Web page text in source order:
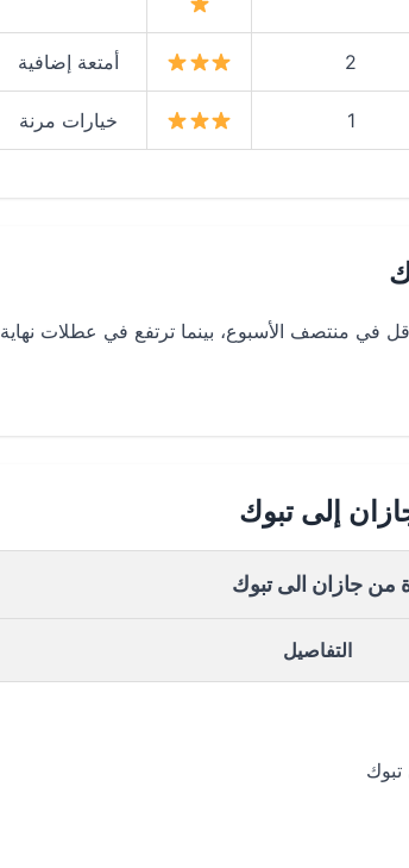
2 أمتعة إضافية
1 خيارات مرنة
عادةً تكون أقل في منتصف الأسبوع، بينما ترتفع في عطلات نهاية
إلى تبوك
من جازان الى تبوك
التفاصيل